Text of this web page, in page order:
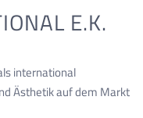
E.K.
international
Ästhetik auf dem Markt